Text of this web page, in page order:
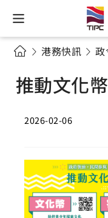
港務快訊 政
推動文化
2026-02-06